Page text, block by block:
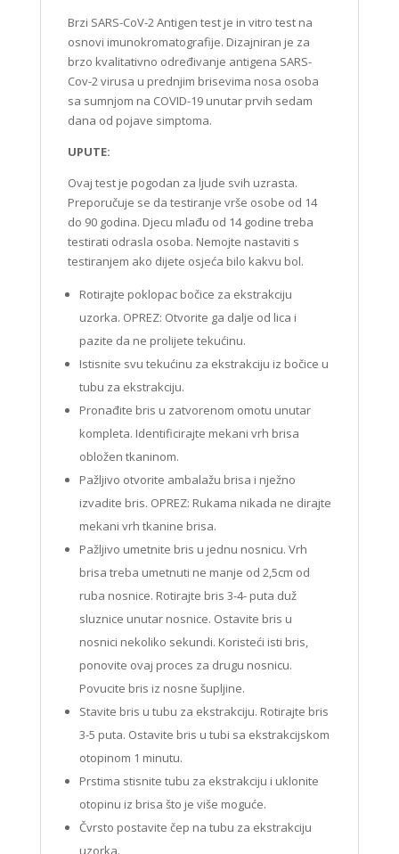
Brzi SARS-CoV-2 Antigen test je in vitro test na
osnovi imunokromatografije. Dizajniran je za
brzo kvalitativno određivanje antigena SARS-
Cov-2 virusa u prednjim brisevima nosa osoba
sa sumnjom na COVID-19 unutar prvih sedam
dana od pojave simptoma.
UPUTE:
Ovaj test je pogodan za ljude svih uzrasta.
Preporučuje se da testiranje vrše osobe od 14
do 90 godina. Djecu mlađu od 14 godine treba
testirati odrasla osoba. Nemojte nastaviti s
testiranjem ako dijete osjeća bilo kakvu bol.
Rotirajte poklopac bočice za ekstrakciju
uzorka. OPREZ: Otvorite ga dalje od lica i
pazite da ne prolijete tekućinu.
Istisnite svu tekućinu za ekstrakciju iz bočice u
tubu za ekstrakciju.
Pronađite bris u zatvorenom omotu unutar
kompleta. Identificirajte mekani vrh brisa
obložen tkaninom.
Pažljivo otvorite ambalažu brisa i nježno
izvadite bris. OPREZ: Rukama nikada ne dirajte
mekani vrh tkanine brisa.
Pažljivo umetnite bris u jednu nosnicu. Vrh
brisa treba umetnuti ne manje od 2,5cm od
ruba nosnice. Rotirajte bris 3-4- puta duž
sluznice unutar nosnice. Ostavite bris u
nosnici nekoliko sekundi. Koristeći isti bris,
ponovite ovaj proces za drugu nosnicu.
Povucite bris iz nosne šupljine.
Stavite bris u tubu za ekstrakciju. Rotirajte bris
3-5 puta. Ostavite bris u tubi sa ekstrakcijskom
otopinom 1 minutu.
Prstima stisnite tubu za ekstrakciju i uklonite
otopinu iz brisa što je više moguće.
Čvrsto postavite čep na tubu za ekstrakciju
uzorka.